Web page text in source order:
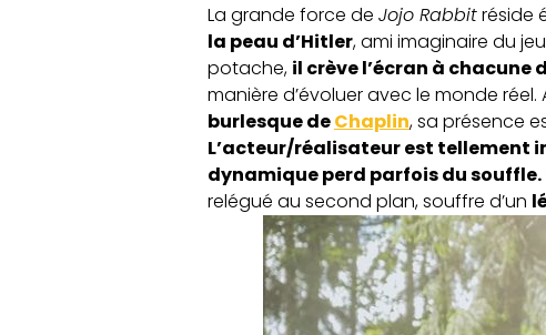
La grande force de Jojo Rabbitréside
la peau d’Hitler, ami imaginaire du
potache, il crève l’écran à chacune
manière d’évoluer avec le monde
burlesque deChaplin, sa présence
L’acteur/réalisateur est tellement
dynamique perd parfois du souffle.
relégué au second plan, souffre d’un